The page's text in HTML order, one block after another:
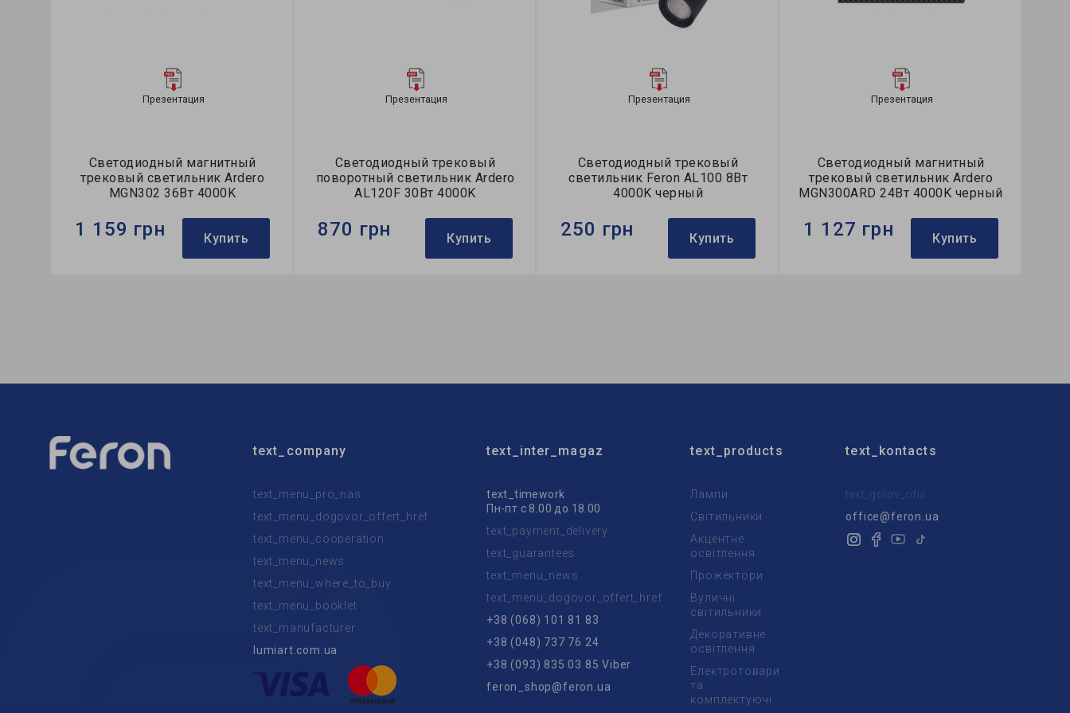
Презентация
Светодиодный магнитный
трековый светильник Ardero
MGN302 36Вт 4000K
1 159 грн Купить
Презентация
Светодиодный трековый
поворотный светильник Ardero
AL120F 30Вт 4000K
870 грн Купить
Презентация
Светодиодный трековый
светильник Feron AL100 8Вт
4000K черный
250 грн Купить
Презентация
Светодиодный магнитный
трековый светильник Ardero
MGN300ARD 24Вт 4000K черный
1 127 грн Купить
text_company
text_menu_pro_nas
text_menu_dogovor_offert_href
text_menu_cooperation
text_menu_news
text_menu_where_to_buy
text_menu_booklet
text_manufacturer
lumiart.com.ua
text_inter_magaz
text_timework
Пн-пт с 8.00 до 18.00
text_payment_delivery
text_guarantees
text_menu_news
text_menu_dogovor_offert_href
+38 (068) 101 81 83
+38 (048) 737 76 24
+38 (093) 835 03 85 Viber
feron_shop@feron.ua
text_products
Лампи
Світильники
Акцентне
освітлення
Прожектори
Вуличні
світильники
Декоративне
освітлення
Електротовари
та
комплектуючі
text_kontacts
text_golov_ofis
office@feron.ua